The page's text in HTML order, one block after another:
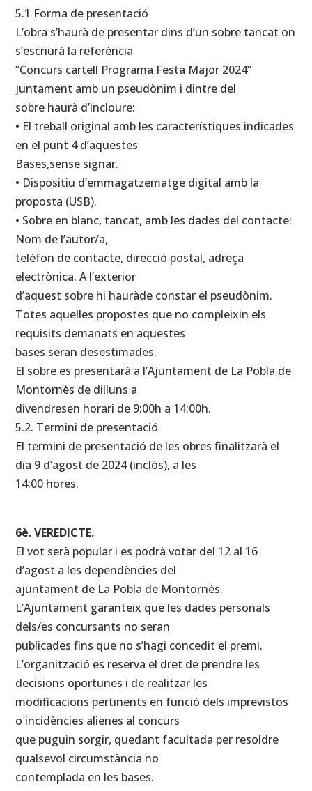
5.1 Forma de presentació
L’obra s’haurà de presentar dins d’un sobre tancat on
s’escriurà la referència
“Concurs cartell Programa Festa Major 2024”
juntament amb un pseudònim i dintre del
sobre haurà d’incloure:
• El treball original amb les característiques indicades
en el punt 4 d’aquestes
Bases,sense signar.
• Dispositiu d’emmagatzematge digital amb la
proposta (USB).
• Sobre en blanc, tancat, amb les dades del contacte:
Nom de l’autor/a,
telèfon de contacte, direcció postal, adreça
electrònica. A l’exterior
d’aquest sobre hi hauràde constar el pseudònim.
Totes aquelles propostes que no compleixin els
requisits demanats en aquestes
bases seran desestimades.
El sobre es presentarà a l’Ajuntament de La Pobla de
Montornès de dilluns a
divendresen horari de 9:00h a 14:00h.
5.2. Termini de presentació
El termini de presentació de les obres finalitzarà el
dia 9 d’agost de 2024 (inclòs), a les
14:00 hores.
6è. VEREDICTE.
El vot serà popular i es podrà votar del 12 al 16
d’agost a les dependències del
ajuntament de La Pobla de Montornès.
L’Ajuntament garanteix que les dades personals
dels/es concursants no seran
publicades fins que no s’hagi concedit el premi.
L’organització es reserva el dret de prendre les
decisions oportunes i de realitzar les
modificacions pertinents en funció dels imprevistos
o incidències alienes al concurs
que puguin sorgir, quedant facultada per resoldre
qualsevol circumstància no
contemplada en les bases.